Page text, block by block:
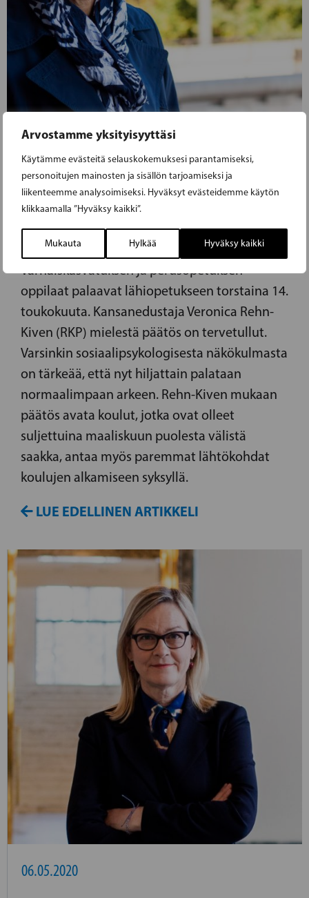
Arvostamme yksityisyyttäsi
Käytämme evästeitä selauskokemuksesi parantamiseksi,
personoitujen mainosten ja sisällön tarjoamiseksi ja
liikenteemme analysoimiseksi. Hyväksyt evästeidemme käytön
klikkaamalla ”Hyväksy kaikki”.
Mukauta Hylkää Hyväksy kaikki
05.05.2020
REHN-KIVI: PÄÄTÖS KOULUJEN
AVAAMISESTA TÄRKEÄ OPPILAIDEN
HYVINVOINNIN KANNALTA
Varhaiskasvatuksen ja perusopetuksen
oppilaat palaavat lähiopetukseen torstaina 14.
toukokuuta. Kansanedustaja Veronica Rehn-
Kiven (RKP) mielestä päätös on tervetullut.
Varsinkin sosiaalipsykologisesta näkökulmasta
on tärkeää, että nyt hiljattain palataan
normaalimpaan arkeen. Rehn-Kiven mukaan
päätös avata koulut, jotka ovat olleet
suljettuina maaliskuun puolesta välistä
saakka, antaa myös paremmat lähtökohdat
koulujen alkamiseen syksyllä.
LUE EDELLINEN ARTIKKELI
06.05.2020